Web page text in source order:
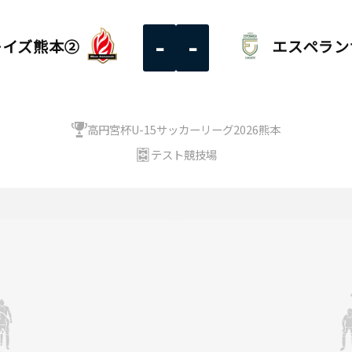
ズ熊本② - - エスペラ
高円宮杯U-15サッカーリーグ2026熊本
テスト競技場